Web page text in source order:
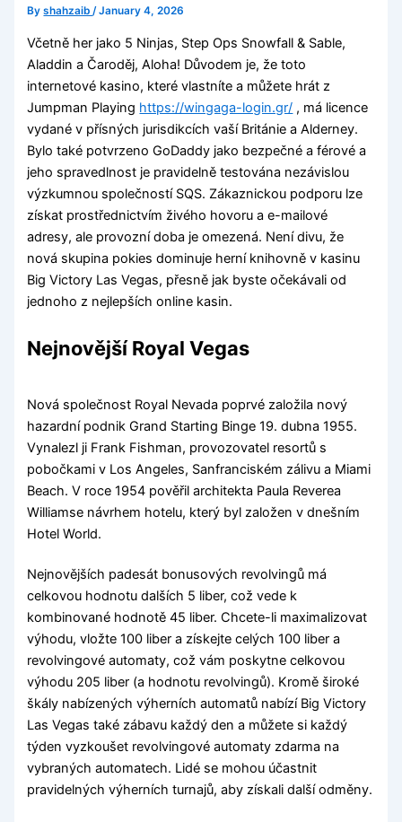
Byshahzaib/January 4, 2026
Včetně her jako 5 Ninjas, Step Ops Snowfall & Sable,
Aladdin a Čaroděj, Aloha! Důvodem je, že toto
internetové kasino, které vlastníte a můžete hrát z
Jumpman Playing https://wingaga-login.gr/ , má licence
vydané v přísných jurisdikcích vaší Británie a Alderney.
Bylo také potvrzeno GoDaddy jako bezpečné a férové ​​a
jeho spravedlnost je pravidelně testována nezávislou
výzkumnou společností SQS. Zákaznickou podporu lze
získat prostřednictvím živého hovoru a e-mailové
adresy, ale provozní doba je omezená. Není divu, že
nová skupina pokies dominuje herní knihovně v kasinu
Big Victory Las Vegas, přesně jak byste očekávali od
jednoho z nejlepších online kasin.
Nejnovější Royal Vegas
Nová společnost Royal Nevada poprvé založila nový
hazardní podnik Grand Starting Binge 19. dubna 1955.
Vynalezl ji Frank Fishman, provozovatel resortů s
pobočkami v Los Angeles, Sanfranciském zálivu a Miami
Beach. V roce 1954 pověřil architekta Paula Reverea
Williamse návrhem hotelu, který byl založen v dnešním
Hotel World.
Nejnovějších padesát bonusových revolvingů má
celkovou hodnotu dalších 5 liber, což vede k
kombinované hodnotě 45 liber. Chcete-li maximalizovat
výhodu, vložte 100 liber a získejte celých 100 liber a
revolvingové automaty, což vám poskytne celkovou
výhodu 205 liber (a hodnotu revolvingů). Kromě široké
škály nabízených výherních automatů nabízí Big Victory
Las Vegas také zábavu každý den a můžete si každý
týden vyzkoušet revolvingové automaty zdarma na
vybraných automatech. Lidé se mohou účastnit
pravidelných výherních turnajů, aby získali další odměny.